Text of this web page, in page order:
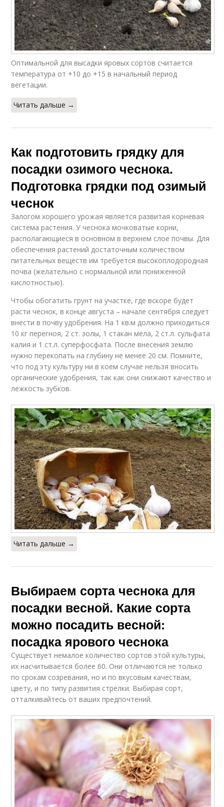
Оптимальной для высадки яровых сортов считается
температура от +10 до +15 в начальный период
вегетации.
Читать дальше →
Как подготовить грядку для
посадки озимого чеснока.
Подготовка грядки под озимый
чеснок
Залогом хорошего урожая является развитая корневая
система растения. У чеснока мочковатые корни,
располагающиеся в основном в верхнем слое почвы. Для
обеспечения растений достаточным количеством
питательных веществ им требуется высокоплодородная
почва (желательно с нормальной или пониженной
кислотностью).
Чтобы обогатить грунт на участке, где вскоре будет
расти чеснок, в конце августа – начале сентября следует
внести в почву удобрения. На 1 кв.м должно приходиться
10 кг перегноя, 2 ст. золы, 1 стакан мела, 2 ст.л. сульфата
калия и 1 ст.л. суперфосфата. После внесения землю
нужно перекопать на глубину не менее 20 см. Помните,
что под эту культуру ни в коем случае нельзя вносить
органические удобрения, так как они снижают качество и
лежкость зубков.
Читать дальше →
Выбираем сорта чеснока для
посадки весной. Какие сорта
можно посадить весной:
посадка ярового чеснока
Существует немалое количество сортов этой культуры,
их насчитывается более 60. Они отличаются не только
по срокам созревания, но и по вкусовым качествам,
цвету, и по типу развития стрелки. Выбирая сорт,
отталкивайтесь от ваших предпочтений.